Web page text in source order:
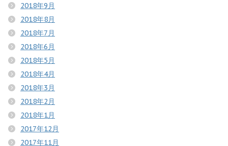
2018年9月
2018年8月
2018年7月
2018年6月
2018年5月
2018年4月
2018年3月
2018年2月
2018年1月
2017年12月
2017年11月